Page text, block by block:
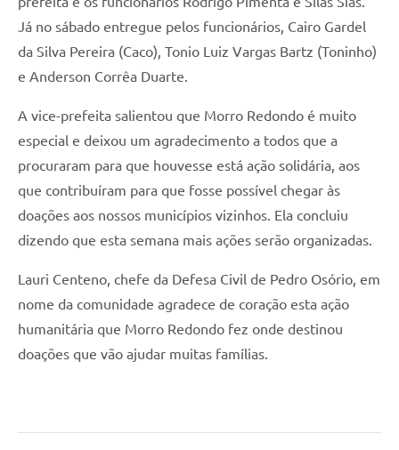
Já no sábado entregue pelos funcionários, Cairo Gardel
da Silva Pereira (Caco), Tonio Luiz Vargas Bartz (Toninho)
e Anderson Corrêa Duarte.
A vice-prefeita salientou que Morro Redondo é muito
especial e deixou um agradecimento a todos que a
procuraram para que houvesse está ação solidária, aos
que contribuíram para que fosse possível chegar às
doações aos nossos municípios vizinhos. Ela concluiu
dizendo que esta semana mais ações serão organizadas.
Lauri Centeno, chefe da Defesa Civil de Pedro Osório, em
nome da comunidade agradece de coração esta ação
humanitária que Morro Redondo fez onde destinou
doações que vão ajudar muitas famílias.